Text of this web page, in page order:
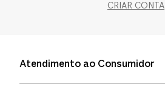
CRIAR CONTA
Atendimento ao Consumidor